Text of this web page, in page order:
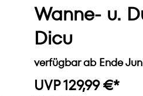
Wanne- u.
Dicu
verfügbar ab Ende
UVP 129,99 €*